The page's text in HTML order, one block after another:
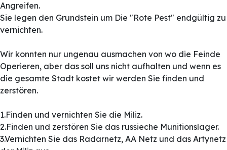
Angreifen.
Sie legen den Grundstein um Die "Rote Pest" endgültig zu
vernichten.
Wir konnten nur ungenau ausmachen von wo die Feinde
Operieren, aber das soll uns nicht aufhalten und wenn es
die gesamte Stadt kostet wir werden Sie finden und
zerstören.
1.Finden und vernichten Sie die Miliz.
2.Finden und zerstören Sie das russieche Munitionslager.
3.Vernichten Sie das Radarnetz, AA Netz und das Artynetz